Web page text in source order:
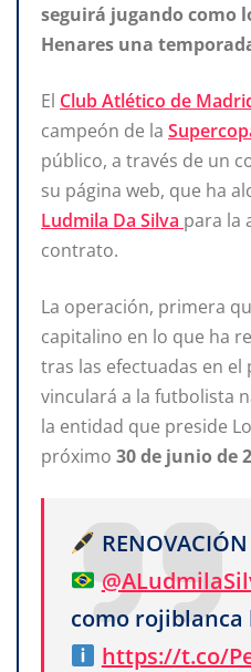
seguirá jugando como
Henares una
El Club Atlético de
campeón de la
público, a través de un
su página web, que ha
Ludmila Da Silva para la
contrato.
La operación, primera
capitalino en lo que ha
tras las efectuadas en el
vinculará a la futbolista
la entidad que preside
próximo 30 de junio de
RENOVACIÓN
como rojiblanca
https://t.co/